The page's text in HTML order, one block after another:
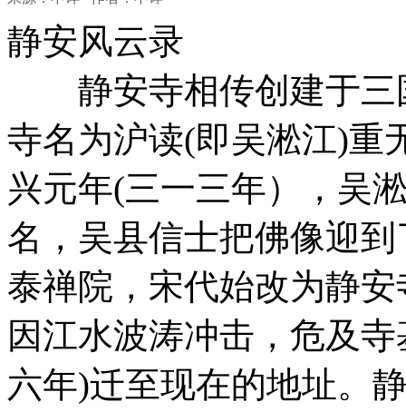
静安风云录
静安寺相传创建于三
寺名为沪读(即吴淞江)重
兴元年(三一三年），吴
名，吴县信士把佛像迎
泰禅院，宋代始改为静
因江水波涛冲击，危及
六年)迁至现在的地址。